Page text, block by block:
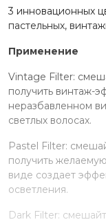
3 инновационных
пастельных,
Применение
Vintage Filter:
получить винтаж-
неразбавленном
светлых волосах.
Pastel Filter:
получить
виде создает
осветления.
Dark Filter: